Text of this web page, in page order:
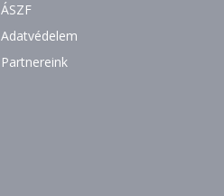
ÁSZF
Adatvédelem
Partnereink